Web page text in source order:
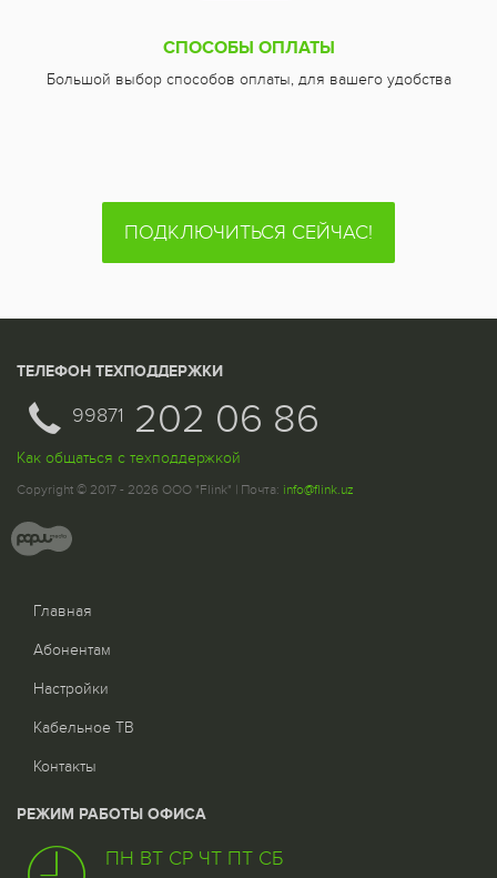
СПОСОБЫ ОПЛАТЫ
Большой выбор способов оплаты, для вашего удобства
ПОДКЛЮЧИТЬСЯ СЕЙЧАС!
ТЕЛЕФОН ТЕХПОДДЕРЖКИ
99871 202 06 86
Как общаться с техподдержкой
Copyright © 2017 - 2026 ООО "Flink" | Почта: info@flink.uz
Главная
Абонентам
Настройки
Кабельное ТВ
Контакты
РЕЖИМ РАБОТЫ ОФИСА
ПН ВТ СР ЧТ ПТ СБ